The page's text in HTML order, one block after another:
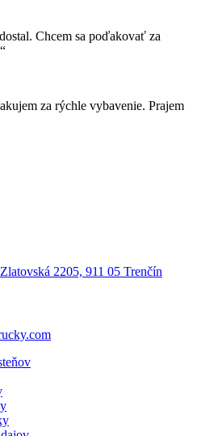
Chcem sa poďakovať za
za rýchle vybavenie. Prajem
2205, 911 05 Trenčín